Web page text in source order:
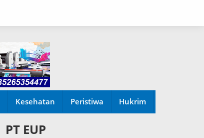
Kesehatan Peristiwa Hukrim
PT EUP